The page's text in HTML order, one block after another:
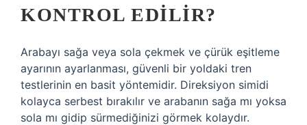
KONTROL EDILIR?
Arabayı sağa veya sola çekmek ve çürük eşitleme
ayarının ayarlanması, güvenli bir yoldaki tren
testlerinin en basit yöntemidir. Direksiyon simidi
kolayca serbest bırakılır ve arabanın sağa mı yoksa
sola mı gidip sürmediğinizi görmek kolaydır.